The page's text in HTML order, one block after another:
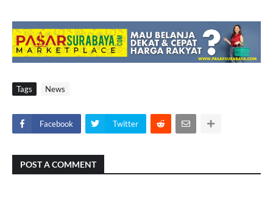
Tags News
Facebook Twitter
POST A COMMENT